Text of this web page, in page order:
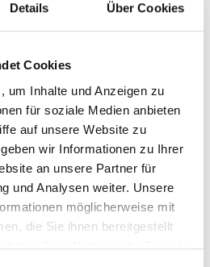
Details Über Cookies
Cookies
um Inhalte und Anzeigen zu
für soziale Medien anbieten
auf unsere Website zu
wir Informationen zu Ihrer
an unsere Partner für
und Analysen weiter. Unsere
möglicherweise mit
die Sie ihnen bereitgestellt
Ihrer Nutzung der Dienste